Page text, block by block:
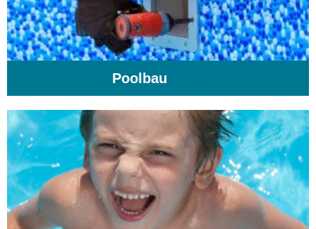
Poolbau